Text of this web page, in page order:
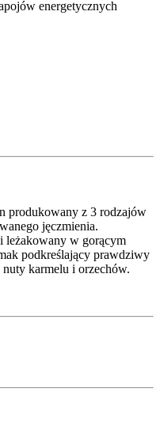
energetycznych
produkowany z 3 rodzajów
jęczmienia.
leżakowany w gorącym
podkreślający prawdziwy
karmelu i orzechów.